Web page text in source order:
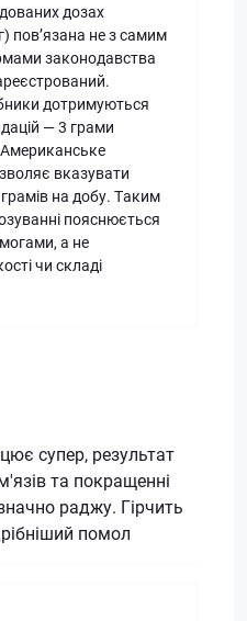
дозах
пов’язана не з самим
законодавства
дотримуються
— 3 грами
вказувати
на добу. Таким
пояснюється
а не
чи складі
супер, результат
та покращенні
раджу. Гірчить
помол